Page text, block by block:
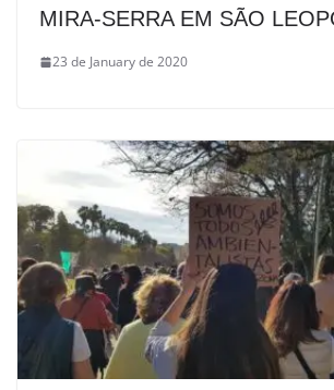
MIRA-SERRA EM SÃO
23 de January de 2020